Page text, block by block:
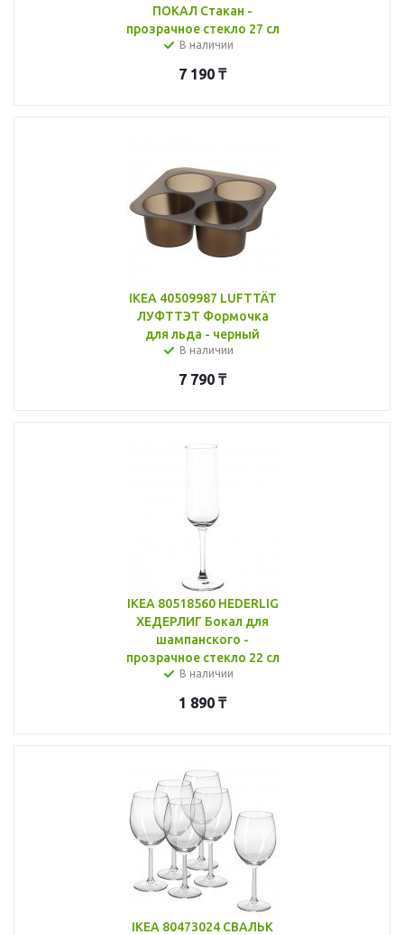
ПОКАЛ Стакан -
прозрачное стекло 27 сл
В наличии
7 190 ₸
IKEA 40509987 LUFTTÄT
ЛУФТТЭТ Формочка
для льда - черный
В наличии
7 790 ₸
IKEA 80518560 HEDERLIG
ХЕДЕРЛИГ Бокал для
шампанского -
прозрачное стекло 22 сл
В наличии
1 890 ₸
IKEA 80473024 СВАЛЬК